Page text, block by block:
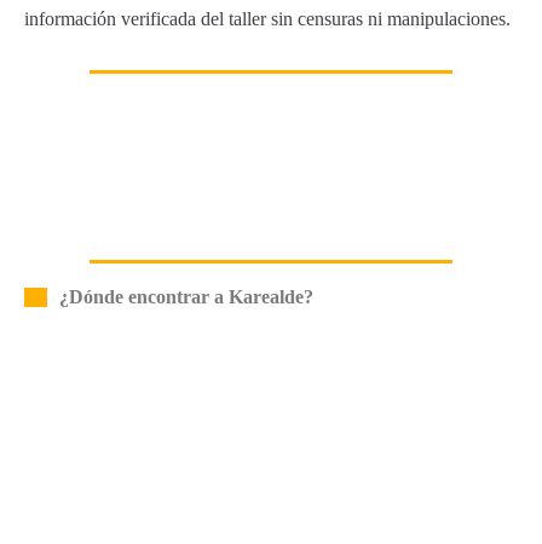
información verificada del taller sin censuras ni manipulaciones.
¿Dónde encontrar a Karealde?